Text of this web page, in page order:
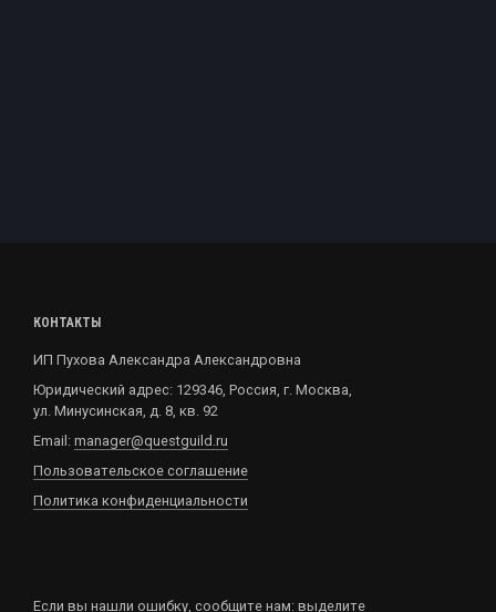
КОНТАКТЫ
ИП Пухова Александра Александровна
Юридический адрес: 129346, Россия, г. Москва,
ул. Минусинская, д. 8, кв. 92
Email: manager@questguild.ru
Пользовательское соглашение
Политика конфиденциальности
Если вы нашли ошибку, сообщите нам: выделите